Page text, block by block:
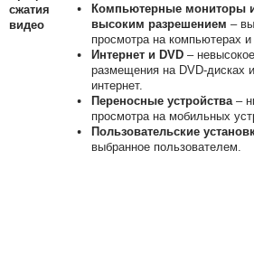
сжатия
видео
Компьютерные мониторы
высоким разрешением –
просмотра на компьютерах
Интернет и DVD–
размещения на DVD-дисках
интернет.
Переносные устройства–
просмотра на мобильных
Пользовательские
выбранное пользователем.